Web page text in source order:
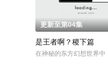
更新至第04集
是王者啊？稷下篇
在神秘的东方幻想世界中